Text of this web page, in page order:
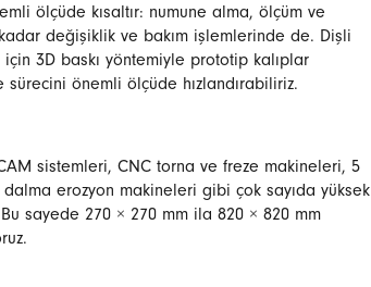
ölçüde kısaltır: numune alma, ölçüm ve
değişiklik ve bakım işlemlerinde de. Dişli
3D baskı yöntemiyle prototip kalıplar
önemli ölçüde hızlandırabiliriz.
sistemleri, CNC torna ve freze makineleri, 5
erozyon makineleri gibi çok sayıda yüksek
sayede 270 × 270 mm ila 820 × 820 mm